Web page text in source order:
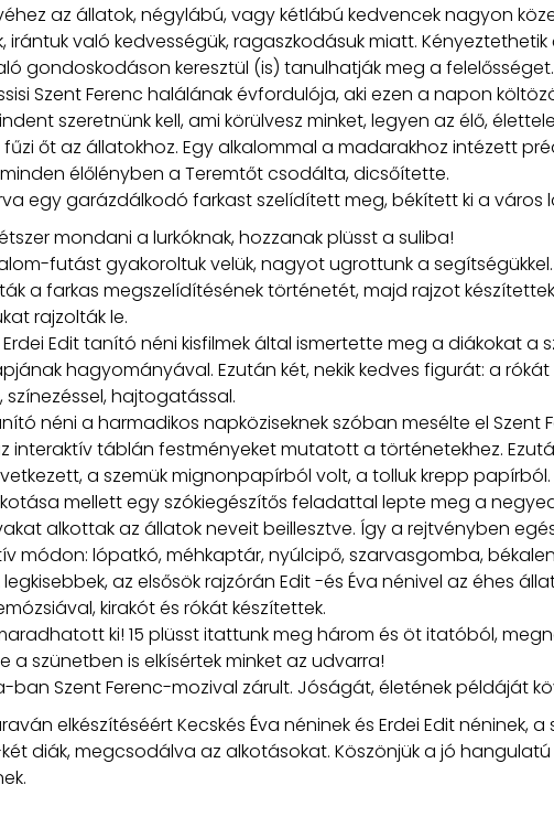
az állatok, négylábú, vagy kétlábú kedvencek nagyon
irántuk való kedvességük, ragaszkodásuk miatt.
gondoskodáson keresztül (is) tanulhatják meg a felelősséget.
Szent Ferenc halálának évfordulója, aki ezen a napon
szeretnünk kell, ami körülvesz minket, legyen az élő,
őt az állatokhoz. Egy alkalommal a madarakhoz intézett
élőlényben a Teremtőt csodálta, dicsőítette.
egy garázdálkodó farkast szelídített meg, békített ki a város
mondani a lurkóknak, hozzanak plüsst a suliba!
futást gyakoroltuk velük, nagyot ugrottunk a
a farkas megszelídítésének történetét, majd rajzot
rajzolták le.
Edit tanító néni kisfilmek által ismertette meg a diákokat a
hagyományával. Ezután két, nekik kedves figurát: a
hajtogatással.
néni a harmadikos napköziseknek szóban mesélte el Szent
interaktív táblán festményeket mutatott a történetekhez.
a szemük mignonpapírból volt, a tolluk krepp papírból.
mellett egy szókiegészítős feladattal lepte meg a
alkottak az állatok neveit beillesztve. Így a rejtvényben
módon: lópatkó, méhkaptár, nyúlcipő, szarvasgomba,
legkisebbek, az elsősök rajzórán Edit -és Éva nénivel az éhes
kirakót és rókát készítettek.
ki! 15 plüsst itattunk meg három és öt itatóból,
a szünetben is elkísértek minket az udvarra!
ban Szent Ferenc-mozival zárult. Jóságát, életének példáját
elkészítéséért Kecskés Éva néninek és Erdei Edit néninek,
diák, megcsodálva az alkotásokat. Köszönjük a jó